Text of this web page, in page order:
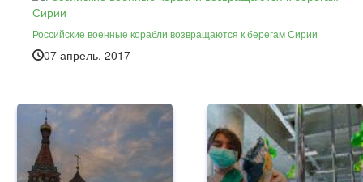
Российские военные корабли возвращаются к берегам Сирии
07 апрель, 2017